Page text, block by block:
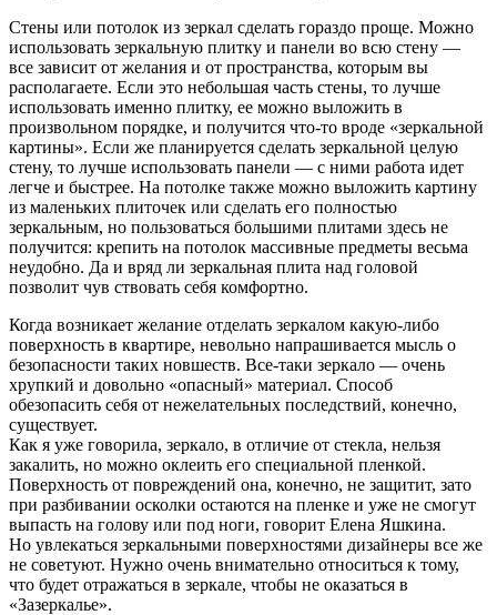
Стены или потолок из зеркал сделать гораздо проще. Можно
использовать зеркальную плитку и панели во всю стену —
все зависит от желания и от пространства, которым вы
располагаете. Если это небольшая часть стены, то лучше
использовать именно плитку, ее можно выложить в
произвольном порядке, и получится что-то вроде «зеркальной
картины». Если же планируется сделать зеркальной целую
стену, то лучше использовать панели — с ними работа идет
легче и быстрее. На потолке также можно выложить картину
из маленьких плиточек или сделать его полностью
зеркальным, но пользоваться большими плитами здесь не
получится: крепить на потолок массивные предметы весьма
неудобно. Да и вряд ли зеркальная плита над головой
позволит чув ствовать себя комфортно.
Когда возникает желание отделать зеркалом какую-либо
поверхность в квартире, невольно напрашивается мысль о
безопасности таких новшеств. Все-таки зеркало — очень
хрупкий и довольно «опасный» материал. Способ
обезопасить себя от нежелательных последствий, конечно,
существует.
Как я уже говорила, зеркало, в отличие от стекла, нельзя
закалить, но можно оклеить его специальной пленкой.
Поверхность от повреждений она, конечно, не защитит, зато
при разбивании осколки остаются на пленке и уже не смогут
выпасть на голову или под ноги, говорит Елена Яшкина.
Но увлекаться зеркальными поверхностями дизайнеры все же
не советуют. Нужно очень внимательно относиться к тому,
что будет отражаться в зеркале, чтобы не оказаться в
«Зазеркалье».